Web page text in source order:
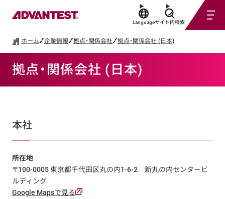
Languageサイト内検索
ホーム 企業情報 拠点・関係会社 拠点・関係会社 (日本)
拠点・関係会社 (日本)
本社
所在地
〒100-0005 東京都千代田区丸の内1-6-2 新丸の内センタービ
ルディング
Google Mapsで見る